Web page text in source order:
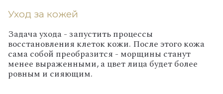
Уход за кожей
Задача ухода - запустить процессы
восстановления клеток кожи. После этого кожа
сама собой преобразится - морщины станут
менее выраженными, а цвет лица будет более
ровным и сияющим.